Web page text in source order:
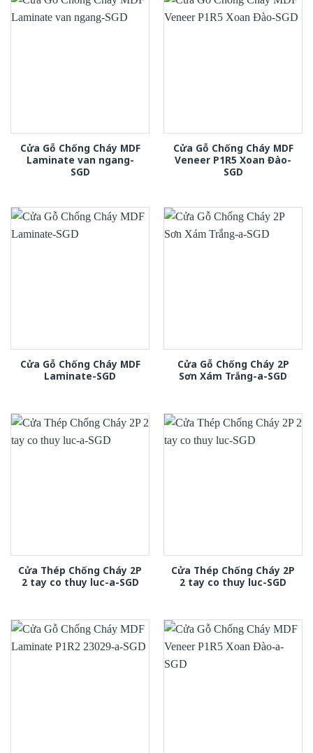
Cửa Gỗ Chống Cháy MDF
Laminate van ngang-
SGD
Cửa Gỗ Chống Cháy MDF
Veneer P1R5 Xoan Đào-
SGD
Cửa Gỗ Chống Cháy MDF
Laminate-SGD
Cửa Gỗ Chống Cháy 2P
Sơn Xám Trắng-a-SGD
Cửa Thép Chống Cháy 2P
2 tay co thuy luc-a-SGD
Cửa Thép Chống Cháy 2P
2 tay co thuy luc-SGD